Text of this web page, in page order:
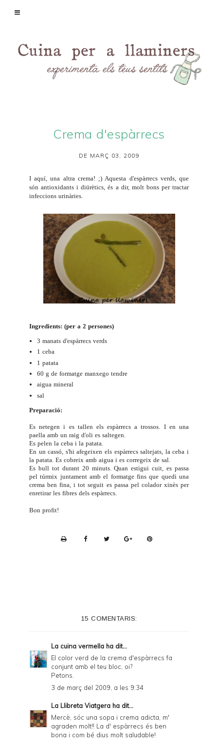
Crema d'espàrrecs
DE MARÇ 03, 2009
I aquí, una altra crema! ;) Aquesta d'espàrrecs verds, que
són antioxidants i diürètics, és a dir, molt bons per tractar
infeccions urinàries.
Ingredients: (per a 2 persones)
3 manats d'espàrrecs verds
1 ceba
1 patata
60 g de formatge manxego tendre
aigua mineral
sal
Preparació:
Es netegen i es tallen els espàrrecs a trossos. I en una
paella amb un raig d'oli es saltegen.
Es pelen la ceba i la patata.
En un cassó, s'hi afegeixen els espàrrecs saltejats, la ceba i
la patata. Es cobreix amb aigua i es corregeix de sal.
Es bull tot durant 20 minuts. Quan estigui cuit, es passa
pel túrmix juntament amb el formatge fins que quedi una
crema ben fina, i tot seguit es passa pel colador xinès per
enretirar les fibres dels espàrrecs.
Bon profit!
i
l
15 COMENTARIS:
La cuina vermella ha dit...
El color verd de la crema d'espàrrecs fa
conjunt amb el teu bloc, oi?
Petons.
3 de març del 2009, a les 9:34
La Llibreta Viatgera ha dit...
Mercè, sóc una sopa i crema adicta, m'
agraden molt!! La d' espàrrecs és ben
bona i com bé dius molt saludable!